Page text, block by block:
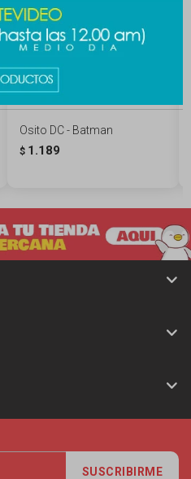
Osito DC - Batman
$ 1.189
SUSCRIBIRME